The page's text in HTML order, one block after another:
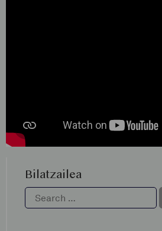
Bilatzailea